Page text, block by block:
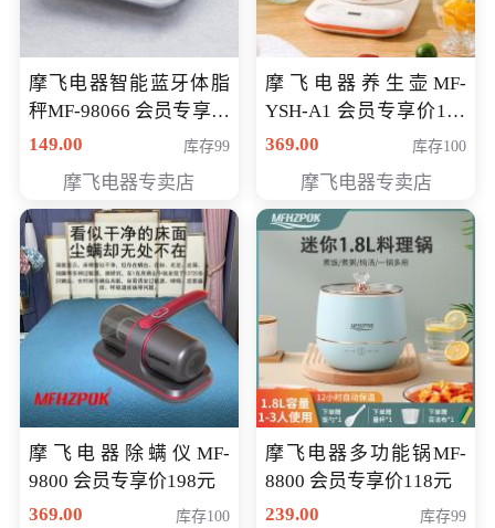
摩飞电器智能蓝牙体脂
秤MF-98066 会员专享价
98元
149.00 库存99
摩飞电器专卖店
摩飞电器养生壶MF-
YSH-A1 会员专享价198
元
369.00 库存100
摩飞电器专卖店
摩飞电器除螨仪MF-
9800 会员专享价198元
369.00
库存100
摩飞电器多功能锅MF-
8800 会员专享价118元
239.00
库存99